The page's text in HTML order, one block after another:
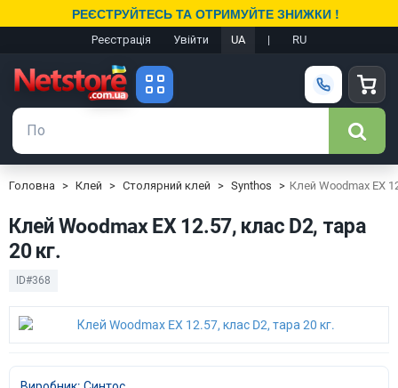
РЕЄСТРУЙТЕСЬ ТА ОТРИМУЙТЕ ЗНИЖКИ !
Реєстрація Увійти UA | RU
Головна Клей Столярний клей Synthos Клей Woodmax EX
Клей Woodmax EX 12.57, клас D2, тара
20 кг.
ID#368